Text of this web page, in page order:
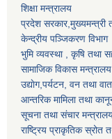
शिक्षा मन्त्रालय
प्रदेश सरकार,मुख्यमन्त्री
केन्द्रीय पञ्जिकरण विभाग
भुमि व्यवस्था , कृषि तथा
सामाजिक विकास मन्त्रालय
उद्याेग,पर्यटन, वन तथा
आन्तरिक मामिला तथा
सूचना तथा संचार
राष्ट्रिय प्राकृतिक स्रोत